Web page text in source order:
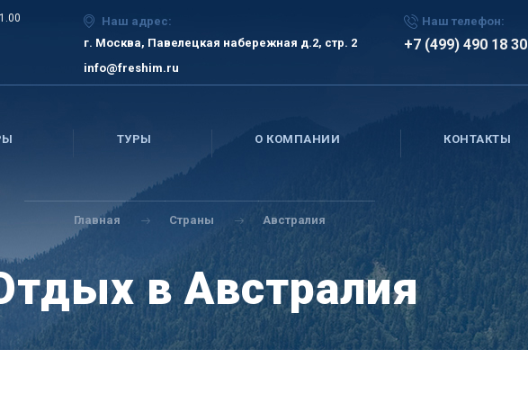
Наш адрес:
г. Москва, Павелецкая набережная д.2, стр. 2
info@freshim.ru
Наш телефон:
+7 (499) 490 18 30
ТУРЫ О КОМПАНИИ КОНТАКТЫ
Главная Страны Австралия
в Австралия